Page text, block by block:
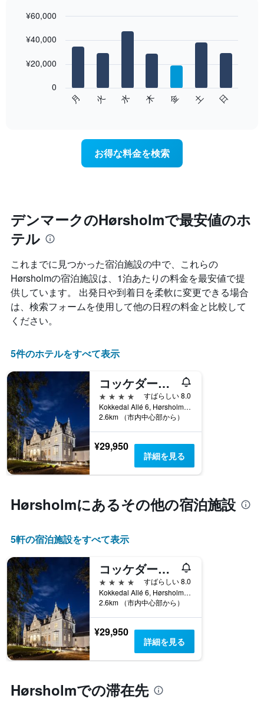
平
料
を
月
を
表
て
い
ま
す。
表
の
1​
は、
客
室
の
平
均
料
金
を
表
い
chart
bars.
の
客
室
の
均
料
金
表
し
い
ま
す
表
の
X
軸
1​
本
は、
曜
日
し
ま
表
の
Y
軸
1​
本
は、
客
室
の
料
graphic.
月 火 水 木 金 土 日
0
¥20,000
¥40,000
¥60,000
お得な料金を検索
デンマークのHørsholmで最安値のホ
テル
これまでに見つかった宿泊施設の中で、これらの
Hørsholm​の宿泊施設は、1泊あたりの料金を最安値で提
供しています。 出発日や到着日を柔軟に変更できる場合
は、検索フォームを使用して他の日程の料金と比較して
ください。
5件のホテルをすべて表示
コッケダール スロット コペンハーゲン
4つ星
すばらしい 8.0
Kokkedal Allé 6, Hørsholm, デンマーク首都地域, デンマーク
2.6km （市内中心部から）
¥29,950
詳細を見る
Hørsholm​にあるその他の宿泊施設
5​軒の宿泊施設をすべて表示
コッケダール スロット コペンハーゲン
4つ星
すばらしい 8.0
Kokkedal Allé 6, Hørsholm, デンマーク首都地域, デンマーク
2.6km （市内中心部から）
¥29,950
詳細を見る
Hørsholmでの滞在先